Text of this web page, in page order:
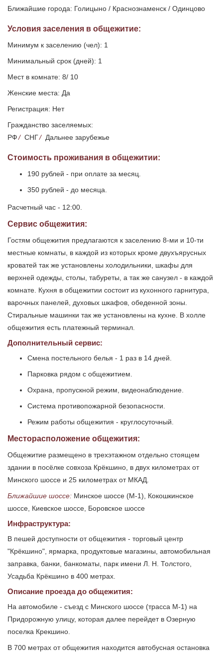
Ближайшие города: Голицыно / Краснознаменск / Одинцово
Условия заселения в общежитие:
Минимум к заселению (чел): 1
Минимальный срок (дней): 1
Мест в комнате: 8/ 10
Женские места: Да
Регистрация: Нет
Гражданство заселяемых:
РФ/ СНГ/ Дальнее зарубежье
Стоимость проживания в общежитии:
190 рублей - при оплате за месяц.
350 рублей - до месяца.
Расчетный час - 12:00.
Сервис общежития:
Гостям общежития предлагаются к заселению 8-ми и 10-ти
местные комнаты, в каждой из которых кроме двухъярусных
кроватей так же установлены холодильники, шкафы для
верхней одежды, столы, табуреты, а так же санузел - в каждой
комнате. Кухня в общежитии состоит из кухонного гарнитура,
варочных панелей, духовых шкафов, обеденной зоны.
Стиральные машинки так же установлены на кухне. В холле
общежития есть платежный терминал.
Дополнительный сервис:
Смена постельного белья - 1 раз в 14 дней.
Парковка рядом с общежитием.
Охрана, пропускной режим, видеонаблюдение.
Система противопожарной безопасности.
Режим работы общежития - круглосуточный.
Месторасположение общежития:
Общежитие размещено в трехэтажном отдельно стоящем
здании в посёлке совхоза Крёкшино, в двух километрах от
Минского шоссе и 25 километрах от МКАД.
Ближайшие шоссе: Минское шоссе (М-1), Кокошкинское
шоссе, Киевское шоссе, Боровское шоссе
Инфраструктура:
В пешей доступности от общежития - торговый центр
"Крёкшино", ярмарка, продуктовые магазины, автомобильная
заправка, банки, банкоматы, парк имени Л. Н. Толстого,
Усадьба Крёкшино в 400 метрах.
Описание проезда до общежития:
На автомобиле - съезд с Минского шоссе (трасса М-1) на
Придорожную улицу, которая далее перейдет в Озерную
поселка Крекшино.
В 700 метрах от общежития находится автобусная остановка